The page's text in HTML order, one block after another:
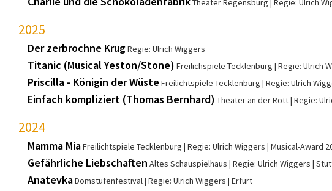
Theater Regensburg Regie: Ulrich
2025
Der zerbrochne KrugRegie: Ulrich Wiggers
Titanic (Musical Yeston/Stone) Freilichspiele Tecklenburg Regie: Ulrich
Priscilla - Königin der Wüste Freilichtspiele Tecklenburg Regie: Ulrich
Einfach kompliziert (Thomas Bernhard) Theater an der Rott Regie:
2024
Mamma MiaFreilichtspiele Tecklenburg Regie: Ulrich Wiggers Musical-Award
Gefährliche Liebschaften Altes Schauspielhaus Regie: Ulrich Wiggers
AnatevkaDomstufenfestival Regie: Ulrich Wiggers Erfurt